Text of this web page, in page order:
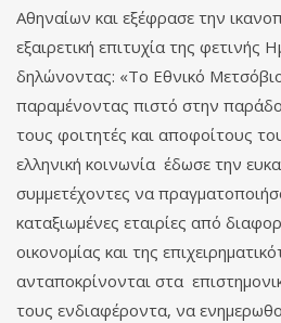
Αθηναίων και εξέφρασε την
εξαιρετική επιτυχία της φετινής
δηλώνοντας: «Το Εθνικό
παραμένοντας πιστό στην
τους φοιτητές και αποφοίτους
ελληνική κοινωνία έδωσε την
συμμετέχοντες να
καταξιωμένες εταιρίες από
οικονομίας και της
ανταποκρίνονται στα
τους ενδιαφέροντα, να